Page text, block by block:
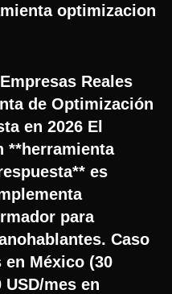
optimizacion
Reales
de Optimización
en 2026 El
**herramienta
es
para
Caso
en México (30
mes en